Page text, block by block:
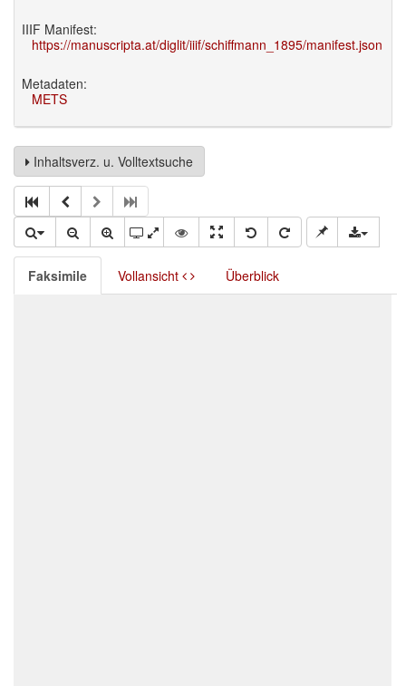
IIIF Manifest:
https://manuscripta.at/diglit/iiif/schiffmann_1895/manifest.json
Metadaten:
METS
Inhaltsverz. u. Volltextsuche
Faksimile Vollansicht Überblick